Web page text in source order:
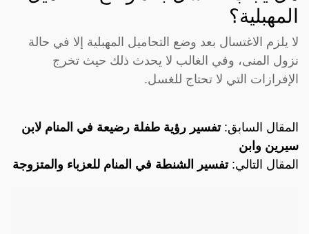
المهبلية؟
لا يلزم الاغتسال بعد وضع التحاميل المهبلية إلا في حالة
نزول المنى، وفي الغالب لا يحدث ذلك حيث تخرج
الإفرازات التي لا تحتاج للغسل.
المقال السابق:تفسير رؤية طفلة رضيعة في المنام لابن
سيرين وابن
المقال التالي:تفسير الشنطة في المنام للعزباء والمتزوجة